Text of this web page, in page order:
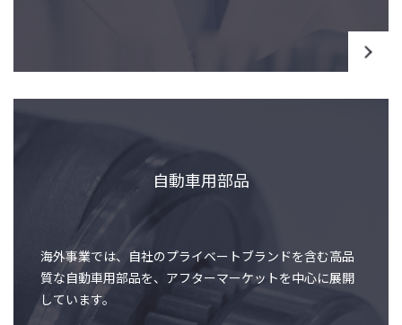
自動車用部品
海外事業では、自社のプライベートブランドを含む高品
質な自動車用部品を、アフターマーケットを中心に展開
しています。